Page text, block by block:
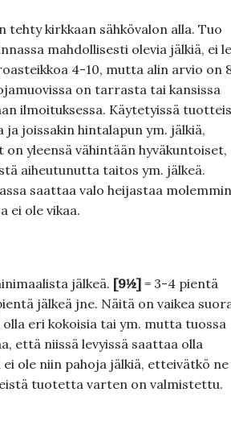
tehty kirkkaan sähkövalon alla. Tuo
mahdollisesti olevia jälkiä, ei
4-10, mutta alin arvio on
on tarrasta tai kansissa
ilmoituksessa. Käytetyissä
joissakin hintalapun ym. jälkiä,
yleensä vähintään hyväkuntoiset,
aiheutunutta taitos ym. jälkeä.
saattaa valo heijastaa molemmin
ei ole vikaa.
jälkeä. [9½]= 3-4 pientä
jälkeä jne. Näitä on vaikea
eri kokoisia tai ym. mutta tuossa
että niissä levyissä saattaa olla
ole niin pahoja jälkiä, etteivätkö ne
tuotetta varten on valmistettu.